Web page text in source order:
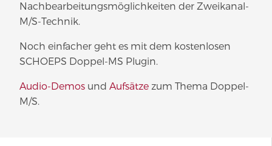
Nachbearbeitungsmöglichkeiten der Zweikanal-
M/S-Technik.
Noch einfacher geht es mit dem kostenlosen
SCHOEPS Doppel-MS Plugin.
Audio-Demos und Aufsätze zum Thema Doppel-
M/S.